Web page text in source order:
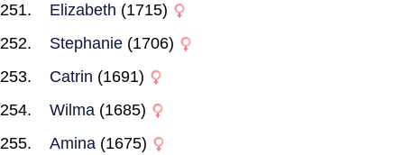
Elizabeth (1715)
Stephanie (1706)
Catrin (1691)
Wilma (1685)
Amina (1675)